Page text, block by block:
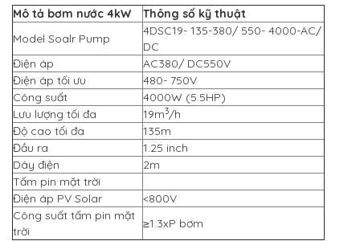
Mô tả bơm nước 4kW
Thông số kỹ thuật
Model Soalr Pump
4DSC19- 135-380/ 550- 4000-AC/
DC
Điện áp
AC380/ DC550V
Điện áp tối ưu
480- 750V
Công suất
4000W (5.5HP)
Lưu lượng tối đa
19m3/h
Độ cao tối đa
135m
Đầu ra
1.25 inch
Dây điện
2m
Tấm pin mặt trời
Điện áp PV Solar
<800V
Công suất tấm pin mặt
trời
≥1.3xP bơm